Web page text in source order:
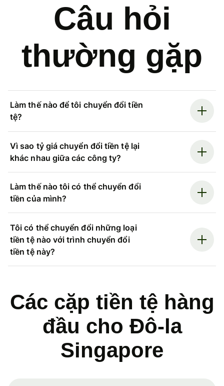
Câu hỏi
thường gặp
Làm thế nào để tôi chuyển đổi tiền
tệ?
Vì sao tỷ giá chuyển đổi tiền tệ lại
khác nhau giữa các công ty?
Làm thế nào tôi có thể chuyển đổi
tiền của mình?
Tôi có thể chuyển đổi những loại
tiền tệ nào với trình chuyển đổi
tiền tệ này?
Các cặp tiền tệ hàng
đầu cho Đô-la
Singapore